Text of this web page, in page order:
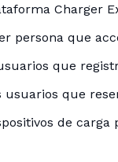
Charger
persona que
que
usuarios que
de